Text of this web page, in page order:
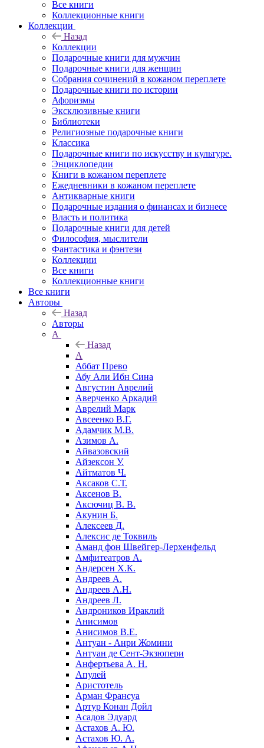
Все книги
Коллекционные книги
Коллекции
Назад
Коллекции
Подарочные книги для мужчин
Подарочные книги для женщин
Собрания сочинений в кожаном переплете
Подарочные книги по истории
Афоризмы
Эксклюзивные книги
Библиотеки
Религиозные подарочные книги
Классика
Подарочные книги по искусству и культуре.
Энциклопедии
Книги в кожаном переплете
Ежедневники в кожаном переплете
Антикварные книги
Подарочные издания о финансах и бизнесе
Власть и политика
Подарочные книги для детей
Философия, мыслители
Фантастика и фэнтези
Коллекции
Все книги
Коллекционные книги
Все книги
Авторы
Назад
Авторы
А
Назад
А
Аббат Прево
Абу Али Ибн Сина
Августин Аврелий
Аверченко Аркадий
Аврелий Марк
Авсеенко В.Г.
Адамчик М.В.
Азимов А.
Айвазовский
Айзексон У.
Айтматов Ч.
Аксаков С.Т.
Аксенов В.
Аксючиц В. В.
Акунин Б.
Алексеев Д.
Алексис де Токвиль
Аманд фон Швейгер-Лерхенфельд
Амфитеатров А.
Андерсен Х.К.
Андреев А.
Андреев А.Н.
Андреев Л.
Андроников Ираклий
Анисимов
Анисимов В.Е.
Антуан - Анри Жомини
Антуан де Сент-Экзюпери
Анфертьева А. Н.
Апулей
Аристотель
Арман Франсуа
Артур Конан Дойл
Асадов Эдуард
Астахов А. Ю.
Астахов Ю. А.